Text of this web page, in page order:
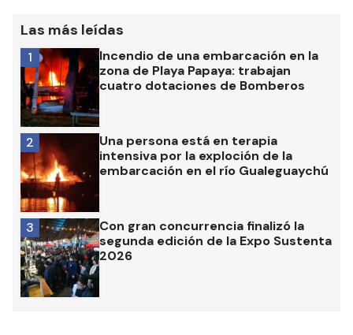
Las más leídas
Incendio de una embarcación en la
zona de Playa Papaya: trabajan
cuatro dotaciones de Bomberos
1
Una persona está en terapia
intensiva por la exploción de la
embarcación en el río Gualeguaychú
2
Con gran concurrencia finalizó la
segunda edición de la Expo Sustenta
2026
3